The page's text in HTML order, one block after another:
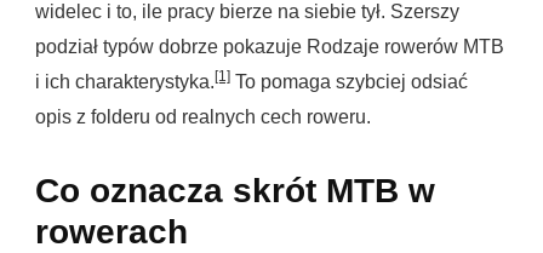
widelec i to, ile pracy bierze na siebie tył. Szerszy
podział typów dobrze pokazuje Rodzaje rowerów MTB
i ich charakterystyka. [1] To pomaga szybciej odsiać
opis z folderu od realnych cech roweru.
Co oznacza skrót MTB w
rowerach